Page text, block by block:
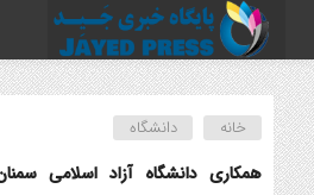
خانه دانشگاه
همکاری دانشگاه آزاد اسلامی